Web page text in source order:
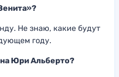
Не знаю, какие будут
году.
Юри Альберто?